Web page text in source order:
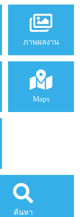
ภาพผลงาน
Maps
ค้นหา